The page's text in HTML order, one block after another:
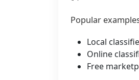
Popular
Local
Online
Free